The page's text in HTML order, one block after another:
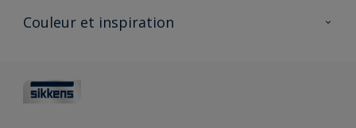
Trouver un point de vente
Partenaires Sikkens 🔗
Architectes
Couleur et inspiration
Collections de couleurs